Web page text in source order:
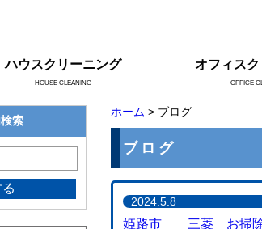
ハウスクリーニング
HOUSE CLEANING
オフィス
OFFICE
ホーム > ブログ
ブログ
2024.5.8
姫路市 三菱 お掃除
索